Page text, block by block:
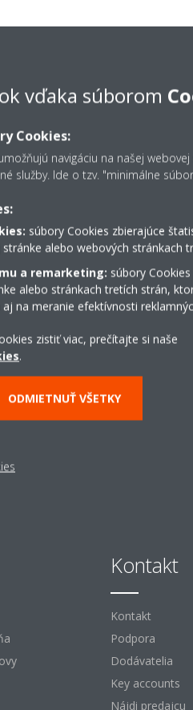
ZISTITE VIAC
Kontakt
Kontakt
Podpora
Dodávatelia
Key accounts
Nájdi predajcu
vďaka súborom
Cookies:
navigáciu na našej
služby. Ide o tzv. "minimálne
súbory Cookies zbierajúce
alebo webových stránkach
a remarketing: súbory
alebo stránkach tretích strán,
na meranie efektívnosti
zistiť viac, prečítajte si naše
.
ODMIETNUŤ VŠETKY